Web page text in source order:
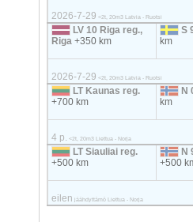
2026-7-29 <2t, 20m3 Latvia - Ruotsi
LV 10 Riga reg.,
Riga+350 km
S
km
2026-7-29 <2t, 20m3 Latvia - Ruotsi
LT Kaunas reg.
+700 km
N
km
4 p. <2t, 20m3 Liettua - Norja
LT Siauliai reg.
+500 km
N
+500
eilen jäähdyttämö Liettua - Norja